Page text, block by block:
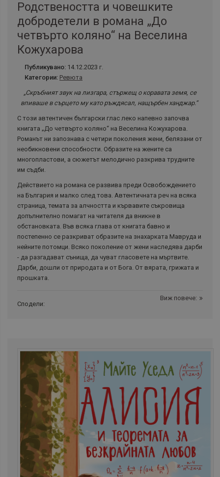
Родствеността и човешките
добродетели в романа „До
четвърто коляно“ на Веселина
Кожухарова
Публикувано: 14.12.2023 г.
Категории: Ревюта
„Скръбният звук на лизгара, стържещ о коравата земя, се
впиваше в сърцето му като ръждясал, нащърбен ханджар.“
С този автентичен български глас леко напевно започва
книгата „До четвърто коляно“ на Веселина Кожухарова.
Романът ни запознава с четири поколения жени, белязани от
необикновени способности. Образите на жените са
многопластови, а сюжетът мелодично разкрива трудните
им съдби.
Действието на романа се развива преди Освобождението
на България и малко след това. Автентичната реч на всяка
страница, темата за алчността и кървавите съкровища
допълнително помагат на читателя да вникне в
обстановката. Във всяка глава от книгата бавно и
постепенно се разкриват образите на знахарката Мавруда и
нейните потомци. Всяко поколение от жени наследява дарби
- да разгадават сънища, да чуват гласовете на мъртвите.
Дарби, дошли от природата и от Бога. От вярата, грижата и
прошката.
Виж повече:
Сподели: